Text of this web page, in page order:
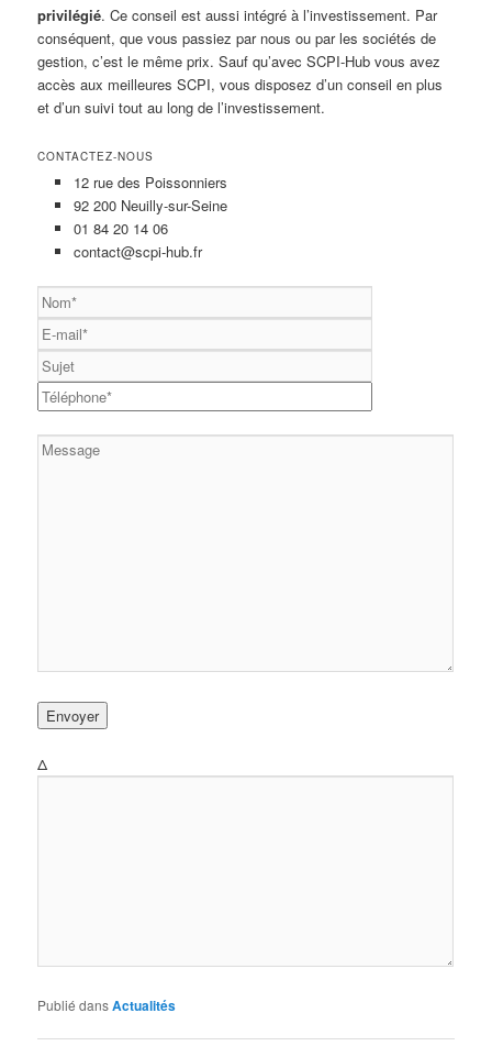
privilégié. Ce conseil est aussi intégré à l’investissement. Par
conséquent, que vous passiez par nous ou par les sociétés de
gestion, c’est le même prix. Sauf qu’avec SCPI-Hub vous avez
accès aux meilleures SCPI, vous disposez d’un conseil en plus
et d’un suivi tout au long de l’investissement.
CONTACTEZ-NOUS
12 rue des Poissonniers
92 200 Neuilly-sur-Seine
01 84 20 14 06
contact@scpi-hub.fr
Δ
Publié dansActualités